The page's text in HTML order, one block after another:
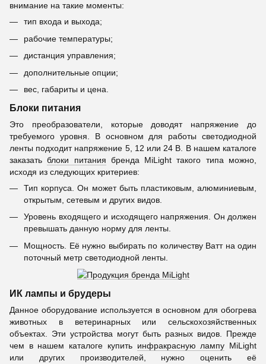
внимание на такие моменты:
тип входа и выхода;
рабочие температуры;
дистанция управления;
дополнительные опции;
вес, габариты и цена.
Блоки питания
Это преобразователи, которые доводят напряжение до
требуемого уровня. В основном для работы светодиодной
ленты подходит напряжение 5, 12 или 24 В. В нашем каталоге
заказатьблоки питания бренда MiLight такого типа можно,
исходя из следующих критериев:
Тип корпуса. Он может быть пластиковым, алюминиевым,
открытым, сетевым и других видов.
Уровень входящего и исходящего напряжения. Он должен
превышать данную норму для ленты.
Мощность. Её нужно выбирать по количеству Ватт на один
поточный метр светодиодной ленты.
ИК лампы и брудеры
Данное оборудование используется в основном для обогрева
животных в ветеринарных или сельскохозяйственных
объектах. Эти устройства могут быть разных видов. Прежде
чем в нашем каталоге купить инфракрасную лампу MiLight
или других производителей, нужно оценить её